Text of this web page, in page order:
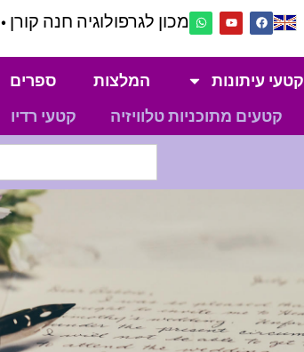
מכון לגרפולוגיה חנה קורן •
קטעי עיתונות המלצות ספרים
קטעים מתוכניות טלוויזיה קטעי רדיו